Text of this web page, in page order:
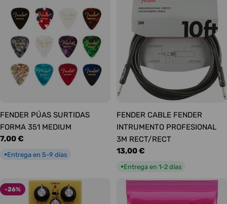
FENDER PÚAS SURTIDAS
FORMA 351 MEDIUM
Precio
7,00 €
●Entrega en 5-9 días
FENDER CABLE FENDER
INTRUMENTO PROFESIONAL
3M RECT/RECT
Precio
13,00 €
●Entrega en 1-2 días
-26%